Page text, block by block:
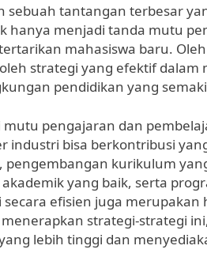
tantangan terbesar
hanya menjadi tanda mutu
mahasiswa baru.
strategi yang efektif dalam
pendidikan yang
pengajaran dan
industri bisa berkontribusi
kurikulum
yang baik, serta
efisien juga
strategi-strategi
lebih tinggi dan